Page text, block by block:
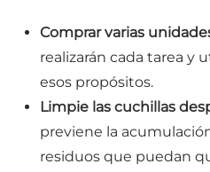
Comprar varias
realizarán cada tarea y
esos propósitos.
Limpie las cuchillas
previene la
residuos que puedan